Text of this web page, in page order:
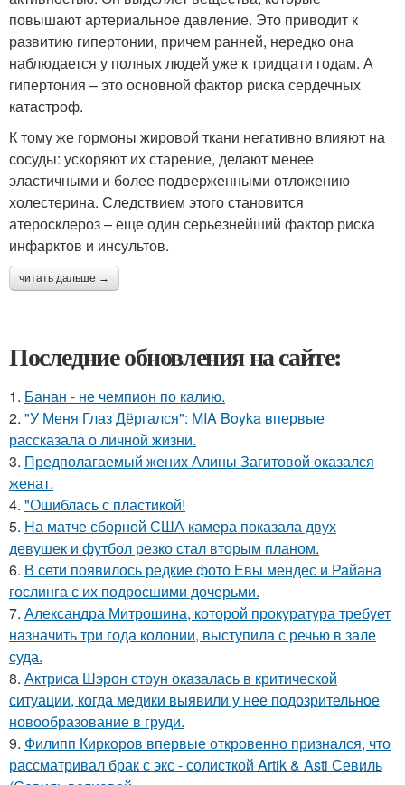
повышают артериальное давление. Это приводит к
развитию гипертонии, причем ранней, нередко она
наблюдается у полных людей уже к тридцати годам. А
гипертония – это основной фактор риска сердечных
катастроф.
К тому же гормоны жировой ткани негативно влияют на
сосуды: ускоряют их старение, делают менее
эластичными и более подверженными отложению
холестерина. Следствием этого становится
атеросклероз – еще один серьезнейший фактор риска
инфарктов и инсультов.
читать дальше →
Последние обновления на сайте:
1. Банан - не чемпион по калию.
2. "У Меня Глаз Дёргался": MIA Boyka впервые
рассказала о личной жизни.
3. Предполагаемый жених Алины Загитовой оказался
женат.
4. "Ошиблась с пластикой!
5. На матче сборной США камера показала двух
девушек и футбол резко стал вторым планом.
6. В сети появилось редкие фото Евы мендес и Райана
гослинга с их подросшими дочерьми.
7. Александра Митрошина, которой прокуратура требует
назначить три года колонии, выступила с речью в зале
суда.
8. Актриса Шэрон стоун оказалась в критической
ситуации, когда медики выявили у нее подозрительное
новообразование в груди.
9. Филипп Киркоров впервые откровенно признался, что
рассматривал брак с экс - солисткой Artik & Asti Севиль